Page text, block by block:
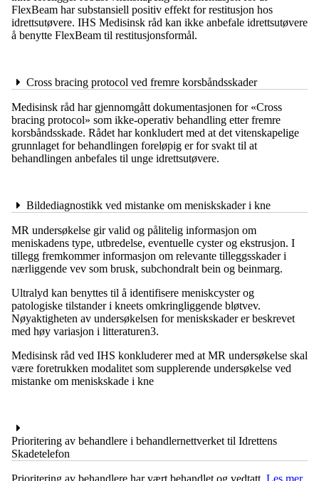
FlexBeam har substansiell positiv effekt for restitusjon hos
idrettsutøvere. IHS Medisinsk råd kan ikke anbefale idrettsutøvere
å benytte FlexBeam til restitusjonsformål.
Cross bracing protocol ved fremre korsbåndsskader
Medisinsk råd har gjennomgått dokumentasjonen for «Cross
bracing protocol» som ikke-operativ behandling etter fremre
korsbåndsskade. Rådet har konkludert med at det vitenskapelige
grunnlaget for behandlingen foreløpig er for svakt til at
behandlingen anbefales til unge idrettsutøvere.
Bildediagnostikk ved mistanke om meniskskader i kne
MR undersøkelse gir valid og pålitelig informasjon om
meniskadens type, utbredelse, eventuelle cyster og ekstrusjon. I
tillegg fremkommer informasjon om relevante tilleggsskader i
nærliggende vev som brusk, subchondralt bein og beinmarg.
Ultralyd kan benyttes til å identifisere meniskcyster og
patologiske tilstander i kneets omkringliggende bløtvev.
Nøyaktigheten av undersøkelsen for meniskskader er beskrevet
med høy variasjon i litteraturen3.
Medisinsk råd ved IHS konkluderer med at MR undersøkelse skal
være foretrukken modalitet som supplerende undersøkelse ved
mistanke om meniskskade i kne
Prioritering av behandlere i behandlernettverket til Idrettens
Skadetelefon